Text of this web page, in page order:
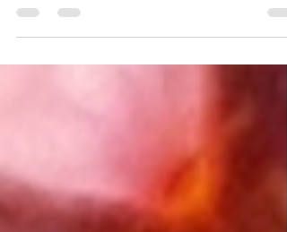
Horaires, version mobile, photos, formulaires :